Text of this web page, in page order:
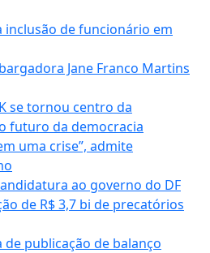
inclusão de funcionário em
Jane Franco Martins
se tornou centro da
futuro da democracia
uma crise”, admite
ao governo do DF
de R$ 3,7 bi de precatórios
de publicação de balanço